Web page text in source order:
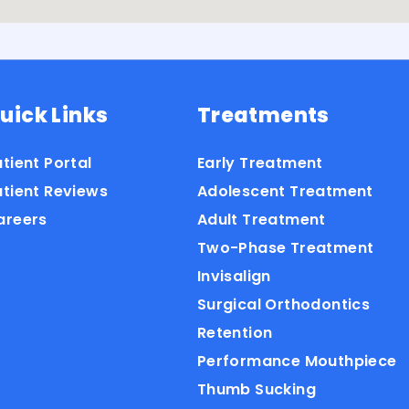
Links
Portal
Reviews
Treatments
Early Treatment
Adolescent Treatment
Adult Treatment
Two-Phase Treatment
Invisalign
Surgical Orthodontics
Retention
Performance Mouthpiece
Thumb Sucking